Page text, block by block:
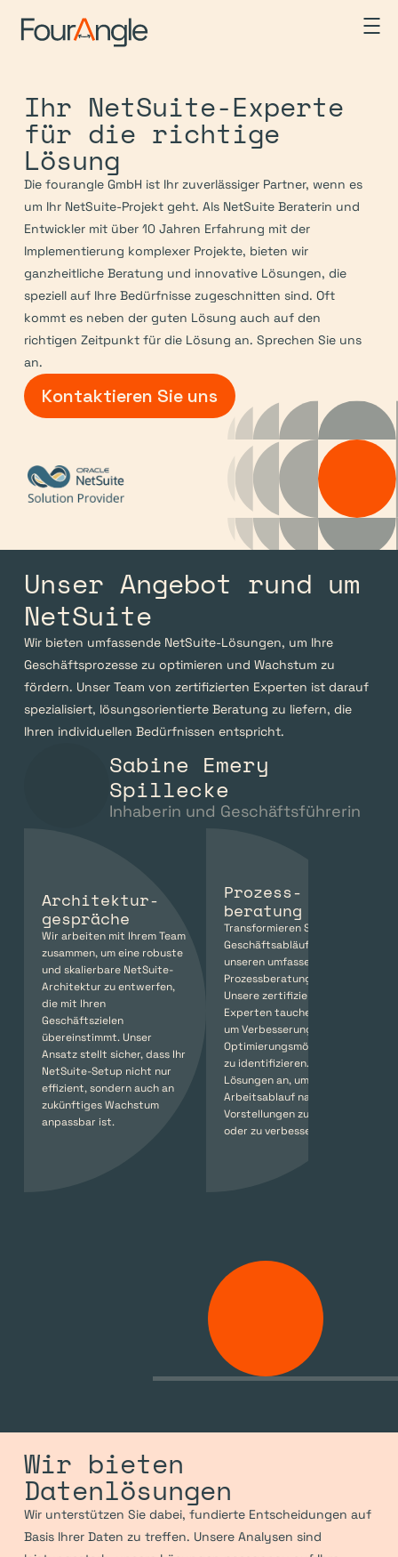
Ihr NetSuite-Experte
für die richtige
Lösung
Die fourangle GmbH ist Ihr zuverlässiger Partner, wenn es
um Ihr NetSuite-Projekt geht. Als NetSuite Beraterin und
Entwickler mit über 10 Jahren Erfahrung mit der
Implementierung komplexer Projekte, bieten wir
ganzheitliche Beratung und innovative Lösungen, die
speziell auf Ihre Bedürfnisse zugeschnitten sind. Oft
kommt es neben der guten Lösung auch auf den
richtigen Zeitpunkt für die Lösung an. Sprechen Sie uns
an.
Kontaktieren Sie uns
Unser Angebot rund um
NetSuite
Wir bieten umfassende NetSuite-Lösungen, um Ihre
Geschäftsprozesse zu optimieren und Wachstum zu
fördern. Unser Team von zertifizierten Experten ist darauf
spezialisiert, lösungsorientierte Beratung zu liefern, die
Ihren individuellen Bedürfnissen entspricht.
Sabine Emery
Spillecke
Inhaberin und Geschäftsführerin
Architektur-
gespräche
Wir arbeiten mit Ihrem Team
zusammen, um eine robuste
und skalierbare NetSuite-
Architektur zu entwerfen,
die mit Ihren
Geschäftszielen
übereinstimmt. Unser
Ansatz stellt sicher, dass Ihr
NetSuite-Setup nicht nur
effizient, sondern auch an
zukünftiges Wachstum
anpassbar ist.
Prozess-
beratung
Transformieren Sie Ihre
Geschäftsabläufe mit
unseren umfassenden
Prozessberatungsdiensten.
Unsere zertifizierten
Experten tauchen tief ein,
um Verbesserungs- und
Optimierungsmöglichkeiten
zu identifizieren. Wir passen
Lösungen an, um Ihren
Arbeitsablauf nach Ihren
Vorstellungen zu gestalten
oder zu verbessern.
Wir bieten
Datenlösungen
Wir unterstützen Sie dabei, fundierte Entscheidungen auf
Basis Ihrer Daten zu treffen. Unsere Analysen sind